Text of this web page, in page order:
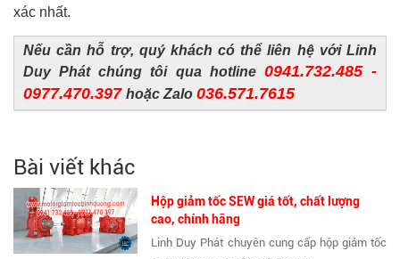
xác nhất.
Nếu cần hỗ trợ, quý khách có thể liên hệ với Linh
Duy Phát chúng tôi qua hotline 0941.732.485 -
0977.470.397 hoặc Zalo 036.571.7615
Bài viết khác
Hộp giảm tốc SEW giá tốt, chất lượng
cao, chính hãng
Linh Duy Phát chuyên cung cấp hộp giảm tốc